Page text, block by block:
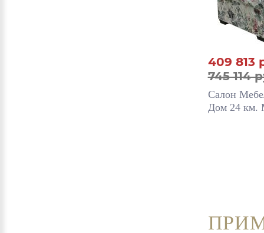
409 813
745 114
Салон
Дом 24